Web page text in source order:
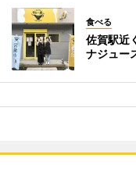
食べる
佐賀駅近
ナジュー